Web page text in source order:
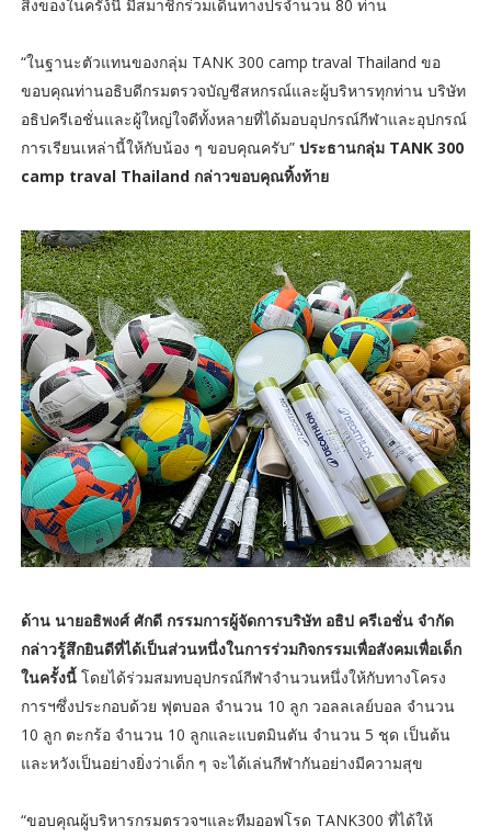
สิ่งของในครัง้นี้ มีสมาชิกร่วมเดินทางปรจำนวน 80 ท่าน
“ในฐานะตัวแทนของกลุ่ม TANK 300 camp traval Thailand ขอ
ขอบคุณท่านอธิบดีกรมตรวจบัญชีสหกรณ์และผู้บริหารทุกท่าน บริษัท
อธิปครีเอชั่นและผู้ใหญ่ใจดีทั้งหลายที่ได้มอบอุปกรณ์กีฬาและอุปกรณ์
การเรียนเหล่านี้ให้กับน้อง ๆ ขอบคุณครับ” ประธานกลุ่ม TANK 300
camp traval Thailand กล่าวขอบคุณทิ้งท้าย
ด้าน นายอธิพงศ์ ศักดี กรรมการผู้จัดการบริษัท อธิป ครีเอชั่น จำกัด
กล่าวรู้สึกยินดีที่ได้เป็นส่วนหนึ่งในการร่วมกิจกรรมเพื่อสังคมเพื่อเด็ก
ในครั้งนี้โดยได้ร่วมสมทบอุปกรณ์กีฬาจำนวนหนึ่งให้กับทางโครง
การฯซึ่งประกอบด้วย ฟุตบอล จำนวน 10 ลูก วอลลเลย์บอล จำนวน
10 ลูก ตะกร้อ จำนวน 10 ลูกและแบตมินตัน จำนวน 5 ชุด เป็นต้น
และหวังเป็นอย่างยิ่งว่าเด็ก ๆ จะได้เล่นกีฬากันอย่างมีความสุข
“ขอบคุณผู้บริหารกรมตรวจฯและทีมออฟโรด TANK300 ที่ได้ให้